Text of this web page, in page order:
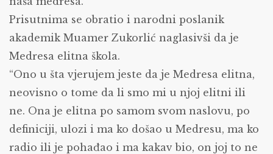
Prisutnima se obratio i narodni poslanik
akademik Muamer Zukorlić naglasivši da je
Medresa elitna škola.
“Ono u šta vjerujem jeste da je Medresa elitna,
neovisno o tome da li smo mi u njoj elitni ili
ne. Ona je elitna po samom svom naslovu, po
definiciji, ulozi i ma ko došao u Medresu, ma ko
radio ili je pohađao i ma kakav bio, on joj to ne